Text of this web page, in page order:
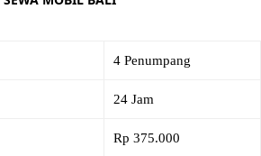
4 Penumpang
24 Jam
Rp 375.000